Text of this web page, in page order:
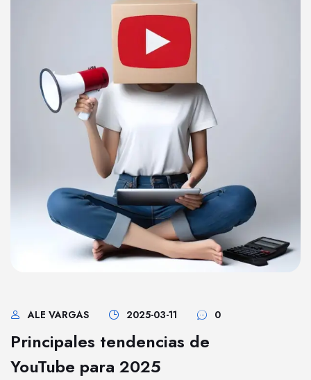
ALE VARGAS 2025-03-11 0
Principales tendencias de
YouTube para 2025